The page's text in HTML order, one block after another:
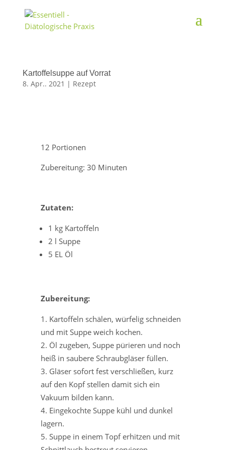
Kartoffelsuppe auf Vorrat
8. Apr.. 2021 | Rezept
12 Portionen
Zubereitung: 30 Minuten
Zutaten:
1 kg Kartoffeln
2 l Suppe
5 EL Öl
Zubereitung:
Kartoffeln schälen, würfelig schneiden
und mit Suppe weich kochen.
Öl zugeben, Suppe pürieren und noch
heiß in saubere Schraubgläser füllen.
Gläser sofort fest verschließen, kurz
auf den Kopf stellen damit sich ein
Vakuum bilden kann.
Eingekochte Suppe kühl und dunkel
lagern.
Suppe in einem Topf erhitzen und mit